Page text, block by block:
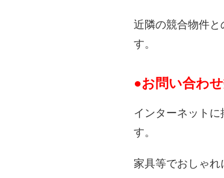
近隣の競合物件
す。
●お問い合わ
インターネット
す。
家具等でおしゃ